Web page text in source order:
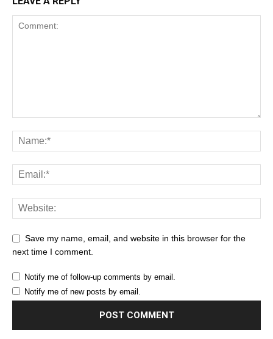
Save my name, email, and website in this browser for the
next time I comment.
Notify me of follow-up comments by email.
Notify me of new posts by email.